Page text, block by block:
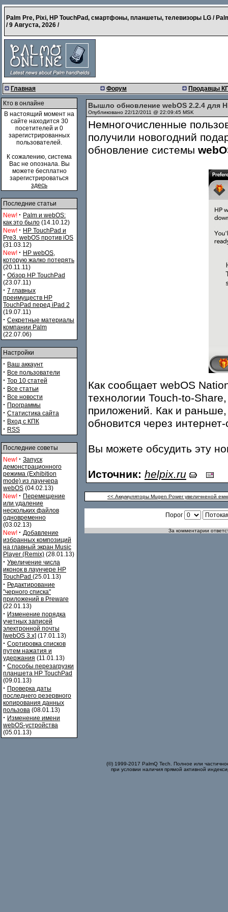
Palm Pre, Pixi, HP TouchPad, смартфоны, планшеты, телевизоры LG /
/9 Августа, 2026 /
Главная Форум Продавцы
Кто в онлайне
В настоящий момент на
сайте находится 30
посетителей и 0
зарегистрированных
пользователей.
К сожалению, система
Вас не опознала. Вы
можете бесплатно
зарегистрироваться
здесь
Последние статьи
New! · Palm и webOS:
как это было (14.10.12)
New! · HP TouchPad и
Pre3. webOS против iOS
(31.03.12)
New! · HP webOS,
которую жалко потерять
(20.11.11)
· Обзор HP TouchPad
(23.07.11)
· 7 главных
преимуществ HP
TouchPad перед iPad 2
(19.07.11)
· Секретные материалы
компании Palm
(22.07.06)
Настройки
· Ваш аккаунт
· Все пользователи
· Top 10 статей
· Все статьи
· Все новости
· Программы
· Статистика сайта
· Вход с КПК
· RSS
Последние советы
New! · Запуск
демонстрационного
режима (Exhibition
mode) из лаунчера
webOS (04.02.13)
New! · Перемещение
или удаление
нескольких файлов
одновременно
(03.02.13)
New! · Добавление
избранных композиций
на главный экран Music
Player (Remix) (28.01.13)
· Увеличение числа
иконок в лаунчере HP
TouchPad (25.01.13)
· Редактирование
"черного списка"
приложений в Preware
(22.01.13)
· Изменение порядка
учетных записей
электронной почты
[webOS 3.x] (17.01.13)
· Сортировка списков
путем нажатия и
удержания (11.01.13)
· Способы перезагрузки
планшета HP TouchPad
(09.01.13)
· Проверка даты
последнего резервного
копирования данных
пользова (08.01.13)
· Изменение имени
webOS-устройства
(05.01.13)
Вышло обновление webOS 2.2.4 для
Опубликовано 22/12/2011 @ 22:09:45 MSK
Немногочисленные
получили новогодний
обновление системы
Как сообщает webOS
технологии Touch-to-
приложений. Как и
обновится через
Вы можете обсудить эту
Источник: helpix.ru
<< Аккумуляторы Mugen Power увеличненой
Порог
За комментарии
(©) 1999-2017 PalmQ Tech. Полное или
при условии наличия прямой активной